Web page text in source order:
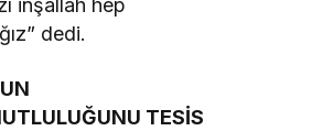
inşallah hep
dedi.
TESİS